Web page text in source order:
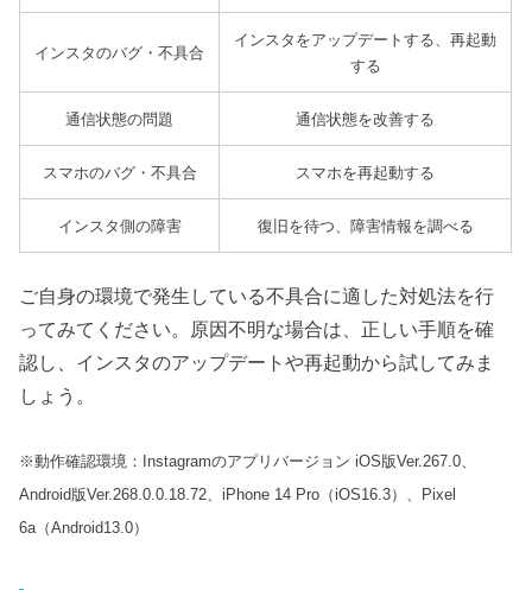
インスタのバグ・不具合
インスタをアップデートする、再起動
する
通信状態の問題 通信状態を改善する
スマホのバグ・不具合 スマホを再起動する
インスタ側の障害 復旧を待つ、障害情報を調べる
ご自身の環境で発生している不具合に適した対処法を行
ってみてください。原因不明な場合は、正しい手順を確
認し、インスタのアップデートや再起動から試してみま
しょう。
※動作確認環境：Instagramのアプリバージョン iOS版Ver.267.0、
Android版Ver.268.0.0.18.72、iPhone 14 Pro（iOS16.3）、Pixel
6a（Android13.0）